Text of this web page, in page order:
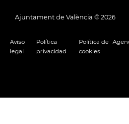
Ajuntament de València © 2026
Aviso
legal
Política
privacidad
Política de
cookies